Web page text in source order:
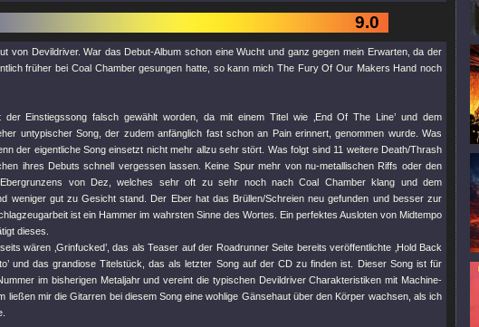
9.0
von Devildriver. War das Debut-Album schon eine Wucht und ganz gegen mein Erwarten, da der
früher bei Coal Chamber gesungen hatte, so kann mich The Fury Of Our Makers Hand noch
Einstiegssong falsch gewählt worden, da mit einem Titel wie ‚End Of The Line’ und dem
untypischer Song, der zudem anfänglich fast schon an Pain erinnert, genommen wurde. Was
der eigentliche Song einsetzt nicht mehr allzu sehr stört. Was folgt sind 11 weitere Death/Thrash
ihres Debuts schnell vergessen lassen. Keine Spur mehr von nu-metallischen Riffs oder den
von Dez, welches sehr oft zu sehr noch nach Coal Chamber klang und dem
weniger gut zu Gesicht stand. Der Eber hat das Brüllen/Schreien neu gefunden und besser zur
ist ein Hammer im wahrsten Sinne des Wortes. Ein perfektes Ausloten von Midtempo
dieses.
wären ‚Grinfucked’, das als Teaser auf der Roadrunner Seite bereits veröffentlichte ‚Hold Back
und das grandiose Titelstück, das als letzter Song auf der CD zu finden ist. Dieser Song ist für
im bisherigen Metaljahr und vereint die typischen Devildriver Charakteristiken mit Machine-
ließen mir die Gitarren bei diesem Song eine wohlige Gänsehaut über den Körper wachsen, als ich